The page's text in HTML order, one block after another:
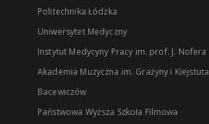
Politechnika Łódzka
Uniwersytet Medyczny
Instytut Medycyny Pracy im. prof. J. Nofera
Akademia Muzyczna im. Grażyny i Kiejstuta
Bacewiczów
Państwowa Wyższa Szkoła Filmowa